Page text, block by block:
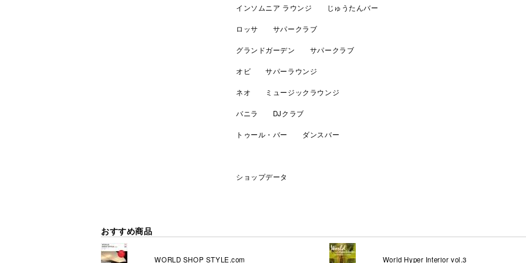
インソムニア ラウンジ じゅうたんバー
ロッサ サパークラブ
グランドガーデン サパークラブ
オビ サパーラウンジ
ネオ ミュージックラウンジ
バニラ DJクラブ
トゥール・バー ダンスバー
ショップデータ
おすすめ商品
WORLD SHOP STYLE.com World Hyper Interior vol.3